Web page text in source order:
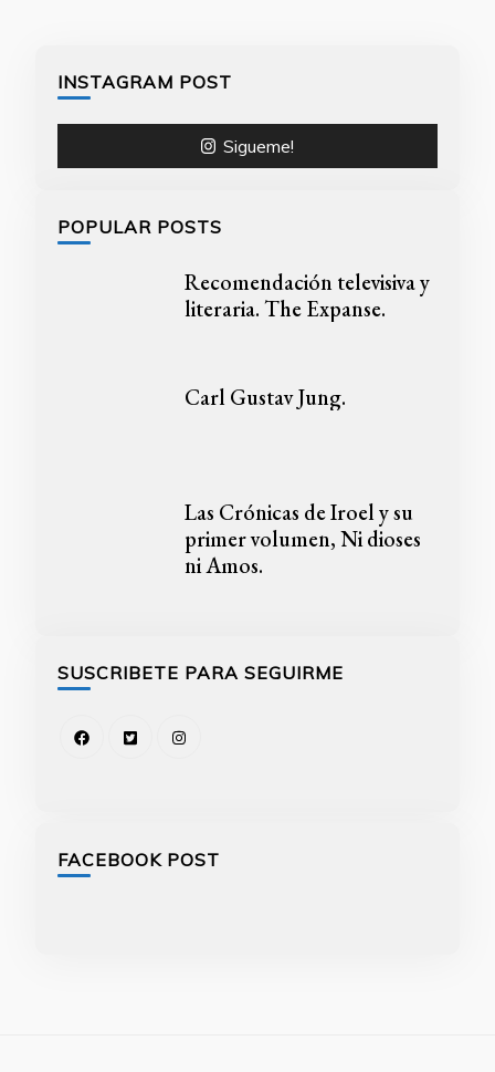
INSTAGRAM POST
Sigueme!
POPULAR POSTS
Recomendación televisiva y
literaria. The Expanse.
Carl Gustav Jung.
Las Crónicas de Iroel y su
primer volumen, Ni dioses
ni Amos.
SUSCRIBETE PARA SEGUIRME
FACEBOOK POST